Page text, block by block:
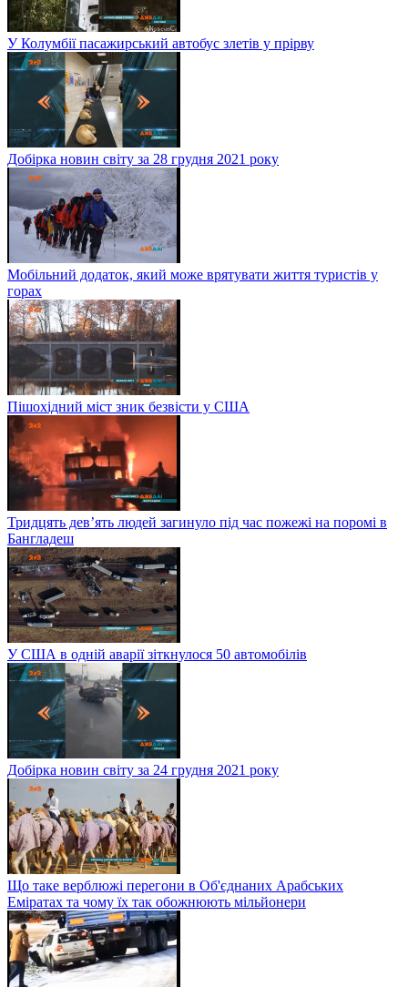
У Колумбії пасажирський автобус злетів у прірву
Добірка новин світу за 28 грудня 2021 року
Мобільний додаток, який може врятувати життя туристів у
горах
Пішохідний міст зник безвісти у США
Тридцять дев’ять людей загинуло під час пожежі на поромі в
Бангладеш
У США в одній аварії зіткнулося 50 автомобілів
Добірка новин світу за 24 грудня 2021 року
Що таке верблюжі перегони в Об'єднаних Арабських
Еміратах та чому їх так обожнюють мільйонери